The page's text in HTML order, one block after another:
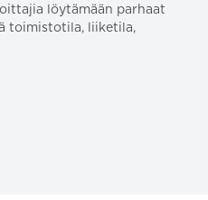
löytämään parhaat
toimistotila, liiketila,